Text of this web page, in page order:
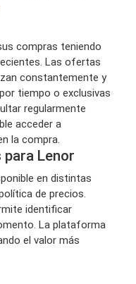
compras teniendo
Las ofertas
constantemente y
tiempo o exclusivas
regularmente
acceder a
la compra.
Lenor
en distintas
de precios.
identificar
La plataforma
el valor más